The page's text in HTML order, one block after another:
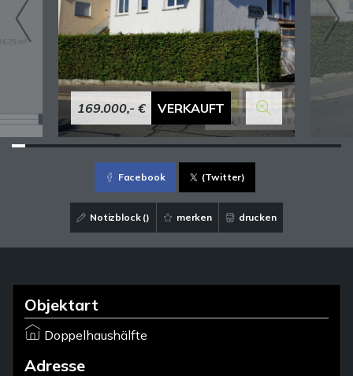
169.000,- € VERKAUFT
Facebook (Twitter)
Notizblock () merken drucken
Objektart
Doppelhaushälfte
Adresse